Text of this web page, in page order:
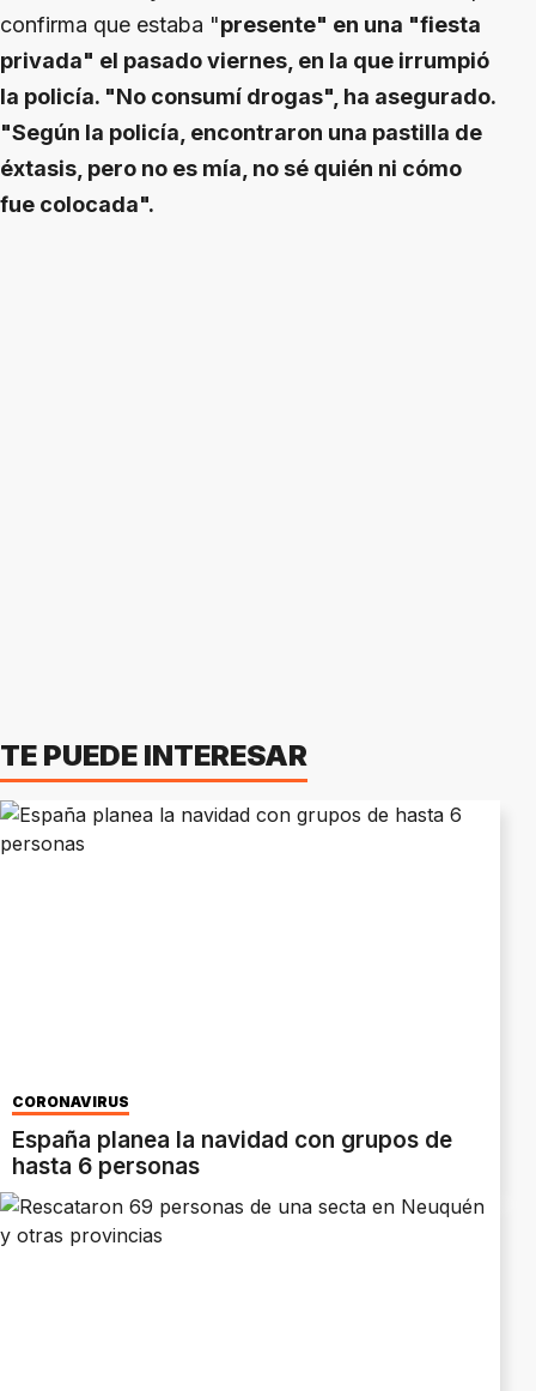
confirma que estaba "presente" en una "fiesta
privada" el pasado viernes, en la que irrumpió
la policía. "No consumí drogas", ha asegurado.
"Según la policía, encontraron una pastilla de
éxtasis, pero no es mía, no sé quién ni cómo
fue colocada".
TE PUEDE INTERESAR
CORONAVIRUS
España planea la navidad con grupos de
hasta 6 personas